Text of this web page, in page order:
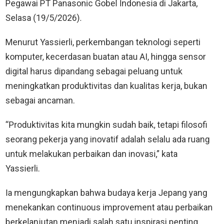
Pegawai PT Panasonic Gobel Indonesia di Jakarta,
Selasa (19/5/2026).
Menurut Yassierli, perkembangan teknologi seperti
komputer, kecerdasan buatan atau AI, hingga sensor
digital harus dipandang sebagai peluang untuk
meningkatkan produktivitas dan kualitas kerja, bukan
sebagai ancaman.
“Produktivitas kita mungkin sudah baik, tetapi filosofi
seorang pekerja yang inovatif adalah selalu ada ruang
untuk melakukan perbaikan dan inovasi,” kata
Yassierli.
Ia mengungkapkan bahwa budaya kerja Jepang yang
menekankan continuous improvement atau perbaikan
berkelanjutan menjadi salah satu inspirasi penting